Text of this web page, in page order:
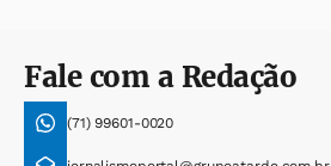
Fale com a Redação
(71) 99601-0020